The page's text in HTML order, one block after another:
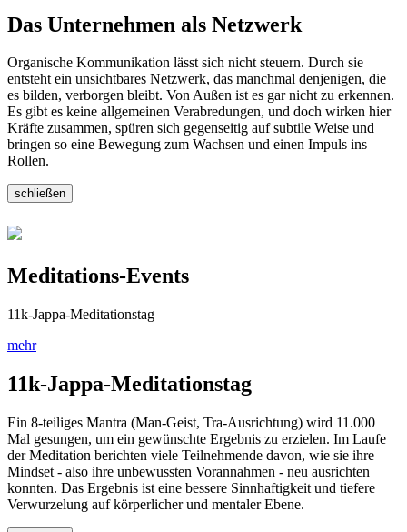
Das Unternehmen als Netzwerk
Organische Kommunikation lässt sich nicht steuern. Durch sie
entsteht ein unsichtbares Netzwerk, das manchmal denjenigen, die
es bilden, verborgen bleibt. Von Außen ist es gar nicht zu erkennen.
Es gibt es keine allgemeinen Verabredungen, und doch wirken hier
Kräfte zusammen, spüren sich gegenseitig auf subtile Weise und
bringen so eine Bewegung zum Wachsen und einen Impuls ins
Rollen.
schließen
Meditations-Events
11k-Jappa-Meditationstag
mehr
11k-Jappa-Meditationstag
Ein 8-teiliges Mantra (Man-Geist, Tra-Ausrichtung) wird 11.000
Mal gesungen, um ein gewünschte Ergebnis zu erzielen. Im Laufe
der Meditation berichten viele Teilnehmende davon, wie sie ihre
Mindset - also ihre unbewussten Vorannahmen - neu ausrichten
konnten. Das Ergebnis ist eine bessere Sinnhaftigkeit und tiefere
Verwurzelung auf körperlicher und mentaler Ebene.